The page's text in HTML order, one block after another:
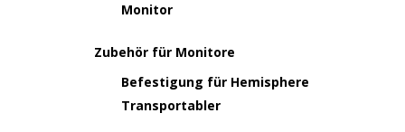
Monitor
Zubehör für Monitore
Befestigung für Hemisphere
Transportabler